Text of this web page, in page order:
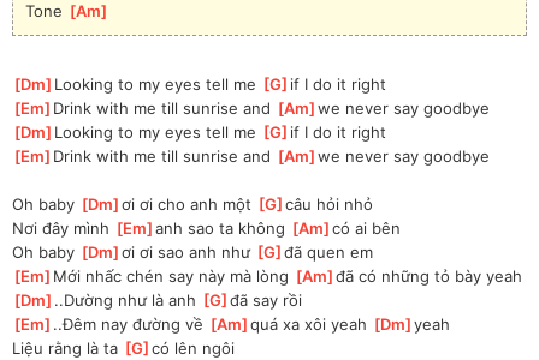
Tone [Am
[Dm ]Looking to my eyes tell me [G ]if I do it right
[Em ]Drink with me till sunrise and [Am ]
we never say goodbye
[Dm ]Looking to my eyes tell me [G ]if I do it right
[Em ]Drink with me till sunrise and [Am ]
we never say goodbye
Oh baby [Dm ]
ơi ơi cho anh một [G ]
câu hỏi nhỏ
Nơi đây mình [Em ]
anh sao ta không [Am ]
có ai bên
Oh baby [Dm ]
ơi ơi sao anh như [G ]
đã quen em
[Em ]Mới nhấc chén say này mà lòng [Am ]
đã có những tỏ bày yeah
[Dm ]..Dường như là anh [G ]
đã say rồi
[Em ]..Đêm nay đường về [Am ]
quá xa xôi yeah [Dm ]
yeah
Liệu rằng là ta [G ]
có lên ngôi